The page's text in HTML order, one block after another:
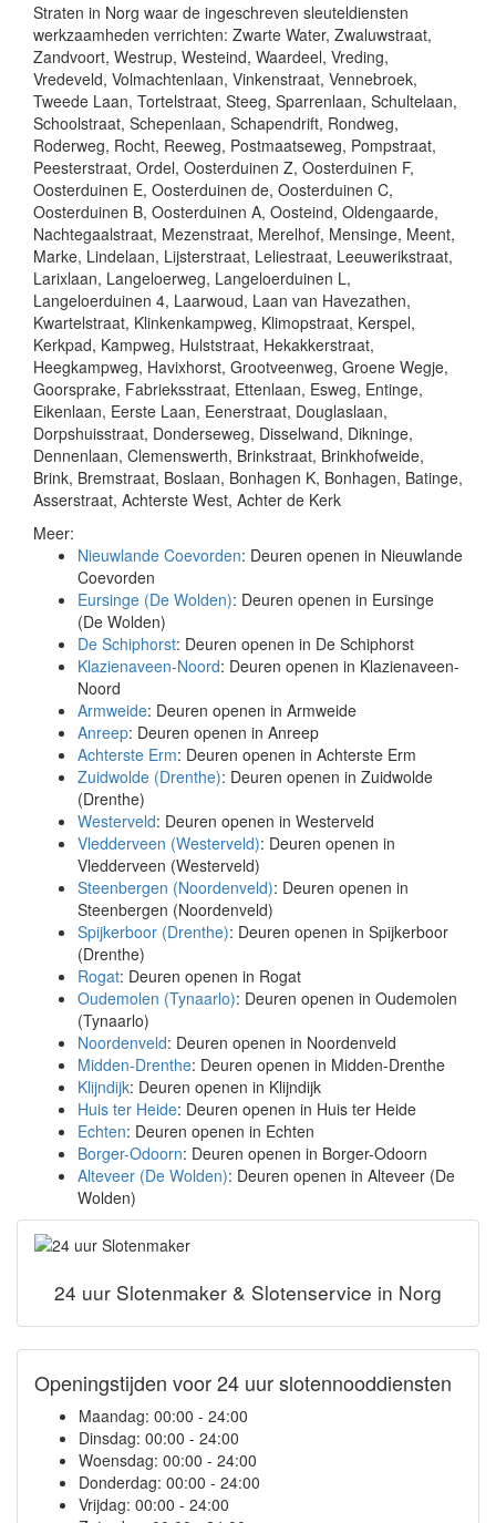
Straten in Norg waar de ingeschreven sleuteldiensten
werkzaamheden verrichten: Zwarte Water, Zwaluwstraat,
Zandvoort, Westrup, Westeind, Waardeel, Vreding,
Vredeveld, Volmachtenlaan, Vinkenstraat, Vennebroek,
Tweede Laan, Tortelstraat, Steeg, Sparrenlaan, Schultelaan,
Schoolstraat, Schepenlaan, Schapendrift, Rondweg,
Roderweg, Rocht, Reeweg, Postmaatseweg, Pompstraat,
Peesterstraat, Ordel, Oosterduinen Z, Oosterduinen F,
Oosterduinen E, Oosterduinen de, Oosterduinen C,
Oosterduinen B, Oosterduinen A, Oosteind, Oldengaarde,
Nachtegaalstraat, Mezenstraat, Merelhof, Mensinge, Meent,
Marke, Lindelaan, Lijsterstraat, Leliestraat, Leeuwerikstraat,
Larixlaan, Langeloerweg, Langeloerduinen L,
Langeloerduinen 4, Laarwoud, Laan van Havezathen,
Kwartelstraat, Klinkenkampweg, Klimopstraat, Kerspel,
Kerkpad, Kampweg, Hulststraat, Hekakkerstraat,
Heegkampweg, Havixhorst, Grootveenweg, Groene Wegje,
Goorsprake, Fabrieksstraat, Ettenlaan, Esweg, Entinge,
Eikenlaan, Eerste Laan, Eenerstraat, Douglaslaan,
Dorpshuisstraat, Donderseweg, Disselwand, Dikninge,
Dennenlaan, Clemenswerth, Brinkstraat, Brinkhofweide,
Brink, Bremstraat, Boslaan, Bonhagen K, Bonhagen, Batinge,
Asserstraat, Achterste West, Achter de Kerk
Meer:
Nieuwlande Coevorden: Deuren openen in Nieuwlande
Coevorden
Eursinge (De Wolden): Deuren openen in Eursinge
(De Wolden)
De Schiphorst: Deuren openen in De Schiphorst
Klazienaveen-Noord: Deuren openen in Klazienaveen-
Noord
Armweide: Deuren openen in Armweide
Anreep: Deuren openen in Anreep
Achterste Erm: Deuren openen in Achterste Erm
Zuidwolde (Drenthe): Deuren openen in Zuidwolde
(Drenthe)
Westerveld: Deuren openen in Westerveld
Vledderveen (Westerveld): Deuren openen in
Vledderveen (Westerveld)
Steenbergen (Noordenveld): Deuren openen in
Steenbergen (Noordenveld)
Spijkerboor (Drenthe): Deuren openen in Spijkerboor
(Drenthe)
Rogat: Deuren openen in Rogat
Oudemolen (Tynaarlo): Deuren openen in Oudemolen
(Tynaarlo)
Noordenveld: Deuren openen in Noordenveld
Midden-Drenthe: Deuren openen in Midden-Drenthe
Klijndijk: Deuren openen in Klijndijk
Huis ter Heide: Deuren openen in Huis ter Heide
Echten: Deuren openen in Echten
Borger-Odoorn: Deuren openen in Borger-Odoorn
Alteveer (De Wolden): Deuren openen in Alteveer (De
Wolden)
24 uur Slotenmaker & Slotenservice in Norg
Openingstijden voor 24 uur slotennooddiensten
Maandag: 00:00 - 24:00
Dinsdag: 00:00 - 24:00
Woensdag: 00:00 - 24:00
Donderdag: 00:00 - 24:00
Vrijdag: 00:00 - 24:00